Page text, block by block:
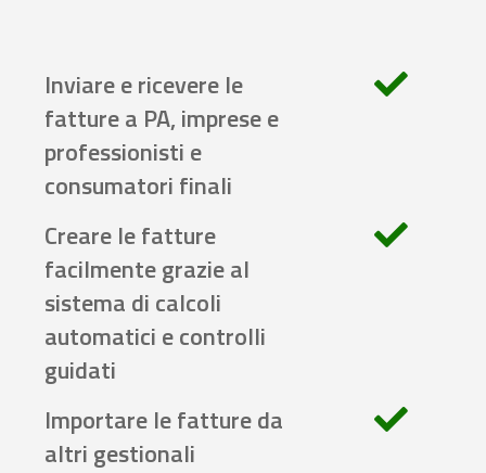
Inviare e ricevere le
fatture a PA, imprese e
professionisti e
consumatori finali
Creare le fatture
facilmente grazie al
sistema di calcoli
automatici e controlli
guidati
Importare le fatture da
altri gestionali